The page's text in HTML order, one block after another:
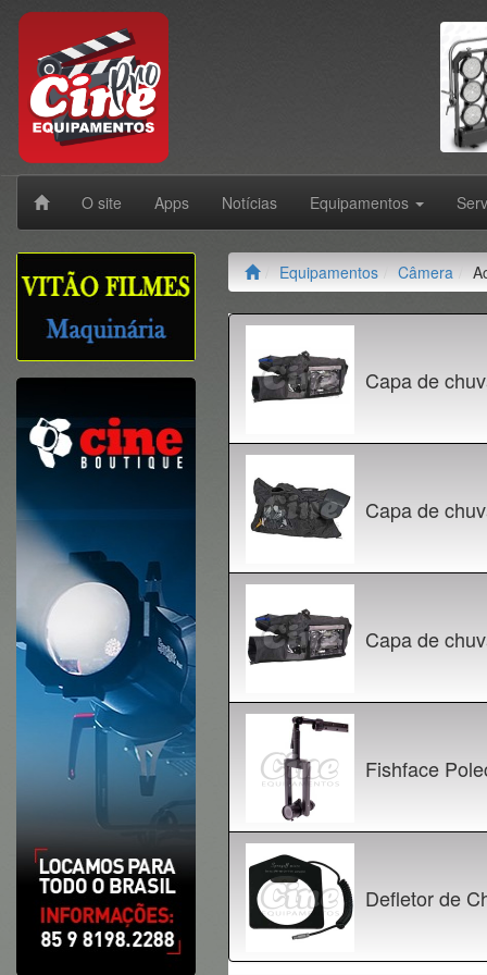
O site Apps Notícias Equipamentos
Equipamentos Câmera
Capa de
Capa de
Capa de
Fishface
Defletor de